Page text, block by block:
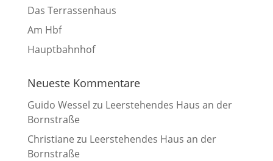
Das Terrassenhaus
Am Hbf
Hauptbahnhof
Neueste Kommentare
Guido Wessel zu Leerstehendes Haus an der
Bornstraße
Christiane zu Leerstehendes Haus an der
Bornstraße